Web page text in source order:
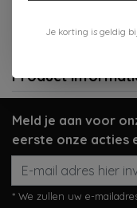
Meer informatie?
Product
Meld je aan voor
eerste onze acties
* We zullen uw e-
Je korting is geldig